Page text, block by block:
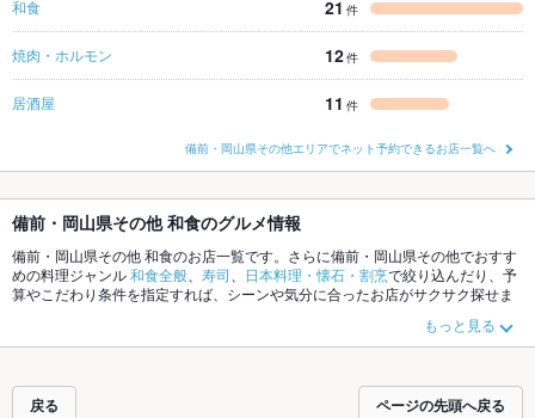
和食 21 件
焼肉・ホルモン 12件
居酒屋 11 件
備前・岡山県その他エリアでネット予約できるお店一覧へ
備前・岡山県その他 和食のグルメ情報
備前・岡山県その他 和食のお店一覧です。さらに備前・岡山県その他でおすす
めの料理ジャンル和食全般 寿司 日本料理・懐石・割烹で絞り込んだり、予
算やこだわり条件を指定すれば、シーンや気分に合ったお店がサクサク探せま
や季節のおすすめ料理など、お店の最新情報
をご紹介しているので安心！24時間使える簡単便利なネット予約が使えるお店
ーにもお得に便利にホットペッパーグルメをご利用ください。
もっと見る
戻る ページの先頭へ戻る